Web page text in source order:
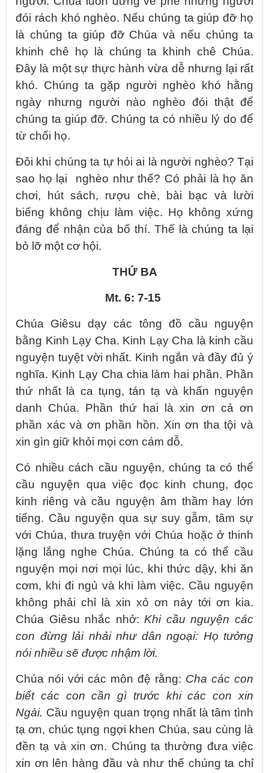
đói rách khó nghèo. Nếu chúng ta giúp đỡ họ
là chúng ta giúp đỡ Chúa và nếu chúng ta
khinh chê họ là chúng ta khinh chê Chúa.
Đây là một sự thực hành vừa dễ nhưng lại rất
khó. Chúng ta gặp người nghèo khó hằng
ngày nhưng người nào nghèo đói thật để
chúng ta giúp đỡ. Chúng ta có nhiều lý do để
từ chối họ.
Đôi khi chúng ta tự hỏi ai là người nghèo? Tại
sao họ lại nghèo như thế? Có phải là họ ăn
chơi, hút sách, rượu chè, bài bạc và lười
biếng không chịu làm việc. Họ không xứng
đáng để nhận của bố thí. Thế là chúng ta lại
bỏ lỡ một cơ hội.
THỨ BA
Mt. 6: 7-15
Chúa Giêsu dạy các tông đồ cầu nguyện
bằng Kinh Lạy Cha. Kinh Lạy Cha là kinh cầu
nguyện tuyệt vời nhất. Kinh ngắn và đầy đủ ý
nghĩa. Kinh Lạy Cha chia làm hai phần. Phần
thứ nhất là ca tụng, tán tạ và khấn nguyện
danh Chúa. Phần thứ hai là xin ơn cả ơn
phần xác và ơn phần hồn. Xin ơn tha tội và
xin gìn giữ khỏi mọi cơn cám dỗ.
Có nhiều cách cầu nguyện, chúng ta có thể
cầu nguyện qua việc đọc kinh chung, đọc
kinh riêng và cầu nguyện âm thầm hay lớn
tiếng. Cầu nguyện qua sự suy gẫm, tâm sự
với Chúa, thưa truyện với Chúa hoặc ở thinh
lặng lắng nghe Chúa. Chúng ta có thể cầu
nguyện mọi nơi mọi lúc, khi thức dậy, khi ăn
cơm, khi đi ngủ và khi làm việc. Cầu nguyện
không phải chỉ là xin xỏ ơn này tới ơn kia.
Chúa Giêsu nhắc nhở:Khi cầu nguyện các
con đừng lải nhải như dân ngoại: Họ tưởng
nói nhiều sẽ được nhậm lời.
Chúa nói với các môn đệ rằng: Cha các con
biết các con cần gì trước khi các con xin
Ngài. Cầu nguyện quan trọng nhất là tâm tình
tạ ơn, chúc tụng ngợi khen Chúa, sau cùng là
đền tạ và xin ơn. Chúng ta thường đưa việc
xin ơn lên hàng đầu và như thế chúng ta chỉ